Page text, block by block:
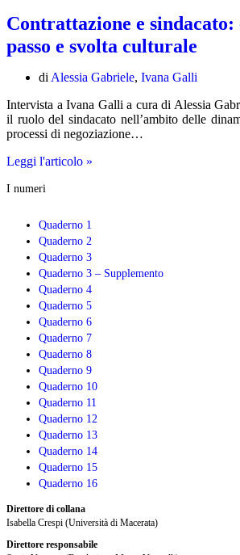
Contrattazione e
passo e svolta culturale
di Alessia Gabriele, Ivana Galli
Intervista a Ivana Galli a cura di Alessia
il ruolo del sindacato nell’ambito delle
processi di negoziazione…
Leggi l'articolo »
culturale
I numeri
Quaderno 1
Quaderno 2
Quaderno 3
Quaderno 3 – Supplemento
Quaderno 4
Quaderno 5
Quaderno 6
Quaderno 7
Quaderno 8
Quaderno 9
Quaderno 10
Quaderno 11
Quaderno 12
Quaderno 13
Quaderno 14
Quaderno 15
Quaderno 16
Direttore di collana
Isabella Crespi (Università di Macerata)
Direttore responsabile